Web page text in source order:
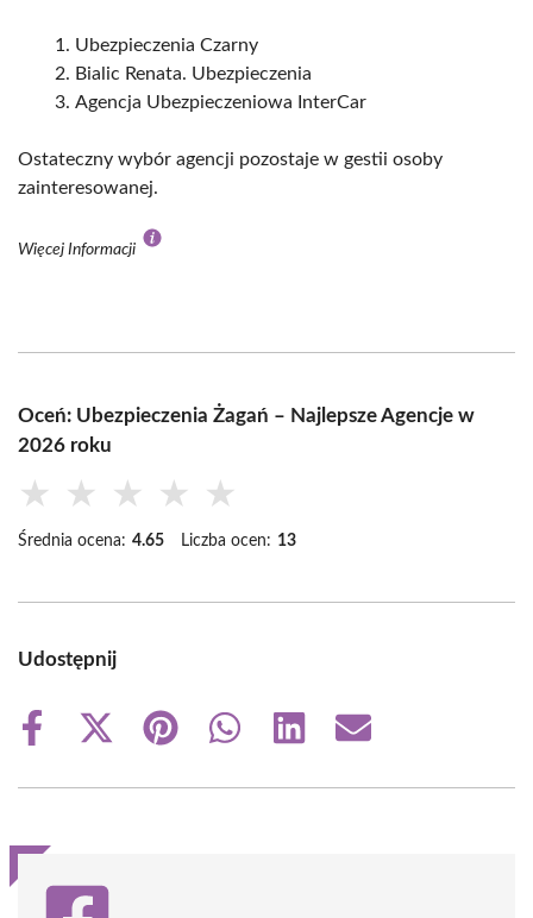
Ubezpieczenia Czarny
Bialic Renata. Ubezpieczenia
Agencja Ubezpieczeniowa InterCar
Ostateczny wybór agencji pozostaje w gestii osoby
zainteresowanej.
Więcej Informacji
Oceń: Ubezpieczenia Żagań – Najlepsze Agencje w
2026 roku
★ ★ ★ ★ ★
Średnia ocena: 4.65 Liczba ocen: 13
Udostępnij
Share
Share
(Twitter)
Share
Share
Share
Share